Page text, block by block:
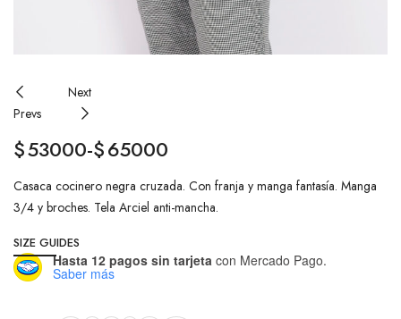
Prevs
Next
$53000-$65000
Casaca cocinero negra cruzada. Con franja y manga fantasía. Manga
3/4 y broches. Tela Arciel anti-mancha.
SIZE GUIDES
Hasta 12 pagos sin tarjeta con Mercado Pago.
Saber más